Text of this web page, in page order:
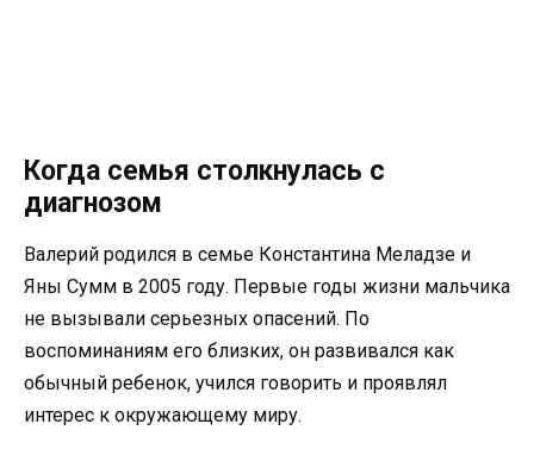
Когда семья столкнулась с
диагнозом
Валерий родился в семье Константина Меладзе и
Яны Сумм в 2005 году. Первые годы жизни мальчика
не вызывали серьезных опасений. По
воспоминаниям его близких, он развивался как
обычный ребенок, учился говорить и проявлял
интерес к окружающему миру.